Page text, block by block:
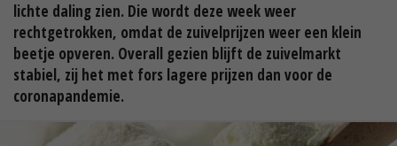
lichte daling zien. Die wordt deze week weer
rechtgetrokken, omdat de zuivelprijzen weer een klein
beetje opveren. Overall gezien blijft de zuivelmarkt
stabiel, zij het met fors lagere prijzen dan voor de
coronapandemie.